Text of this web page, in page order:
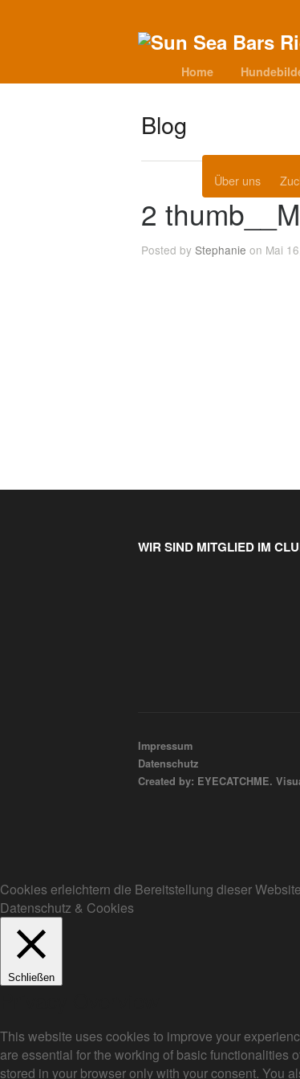
Home
Über uns
Blog
2
Posted by Stephanie on Mai
WIR SIND MITGLIED IM
Impressum
Datenschutz
Created by: EYECATCHME.
Cookies erleichtern die Bereitstellung dieser
Datenschutz & Cookies
Schließen
This website uses cookies to improve your
are essential for the working of basic functionalities
stored in your browser only with your consent. You